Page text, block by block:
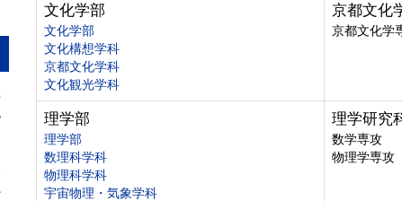
文化学部
文化学部
文化構想学科
京都文化学科
文化観光学科
京都文化
京都文化学
理学部
理学部
数理科学科
物理科学科
宇宙物理・気象学科
理学研究
数学専攻
物理学専攻